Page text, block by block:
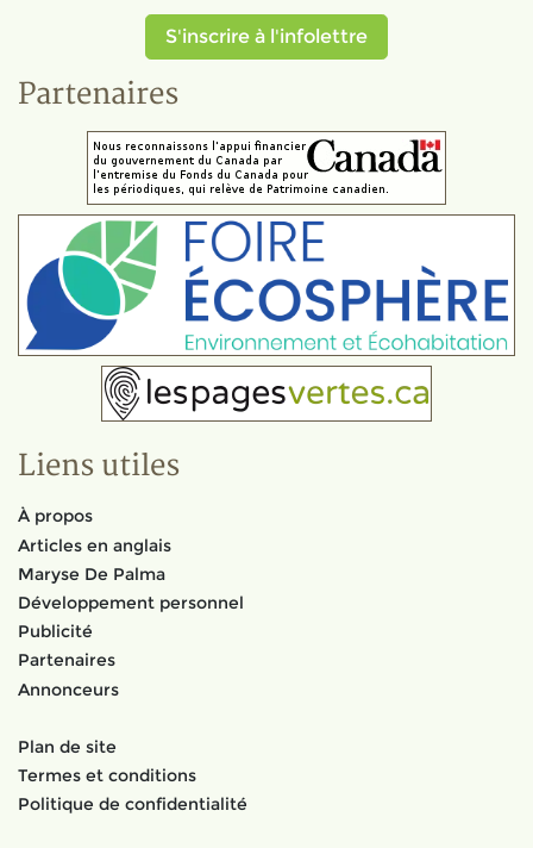
S'inscrire à l'infolettre
Partenaires
Liens utiles
À propos
Articles en anglais
Maryse De Palma
Développement personnel
Publicité
Partenaires
Annonceurs
Plan de site
Termes et conditions
Politique de confidentialité